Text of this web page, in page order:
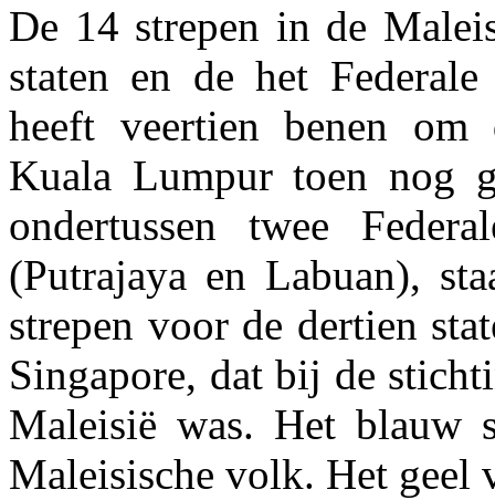
De 14 strepen in de
staten en de het
heeft veertien benen om
Kuala Lumpur toen nog
ondertussen twee
(Putrajaya en Labuan),
strepen voor de dertien
Singapore, dat bij de
Maleisië was. Het blauw
Maleisische volk. Het geel